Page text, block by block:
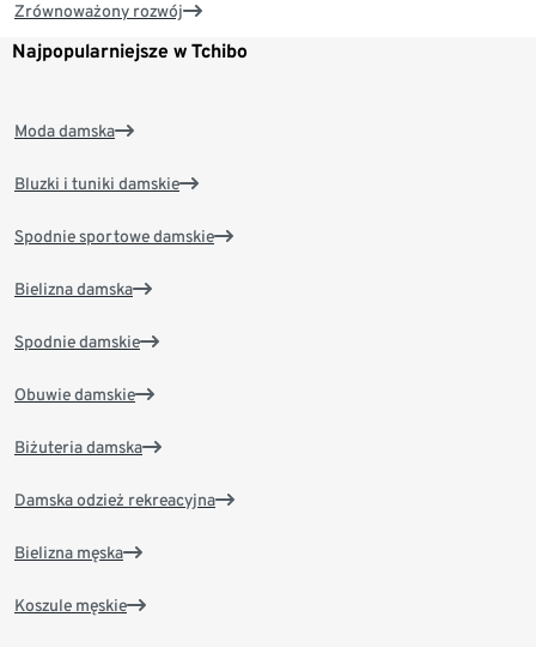
Zrównoważony rozwój
Najpopularniejsze w Tchibo
Moda damska
Bluzki i tuniki damskie
Spodnie sportowe damskie
Bielizna damska
Spodnie damskie
Obuwie damskie
Biżuteria damska
Damska odzież rekreacyjna
Bielizna męska
Koszule męskie